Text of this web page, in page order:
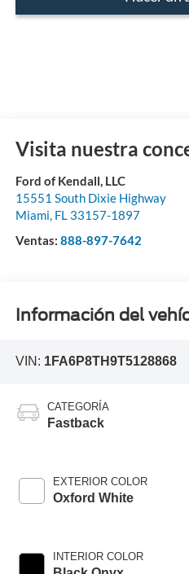
Visita nuestra
Ford of Kendall, LLC
15551 South Dixie Highway
Miami, FL 33157-1897
Ventas: 888-897-7642
Información del
VIN: 1FA6P8TH9T5128868
CATEGORÍA
Fastback
EXTERIOR COLOR
Oxford White
INTERIOR COLOR